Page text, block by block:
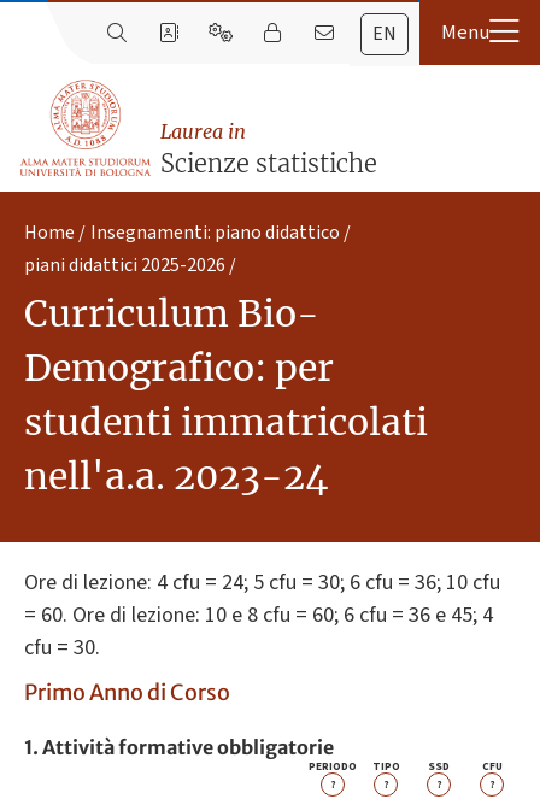
EN
Laurea in
Scienze statistiche
Home
Insegnamenti: piano didattico
piani didattici 2025-2026
Curriculum Bio-
Demografico: per
studenti immatricolati
nell'a.a. 2023-24
Ore di lezione: 4 cfu = 24; 5 cfu = 30; 6 cfu = 36; 10 cfu
= 60. Ore di lezione: 10 e 8 cfu = 60; 6 cfu = 36 e 45; 4
cfu = 30.
Primo Anno di Corso
1. Attività formative obbligatorie
PERIODO
?
TIPO
?
SSD
?
CFU
?